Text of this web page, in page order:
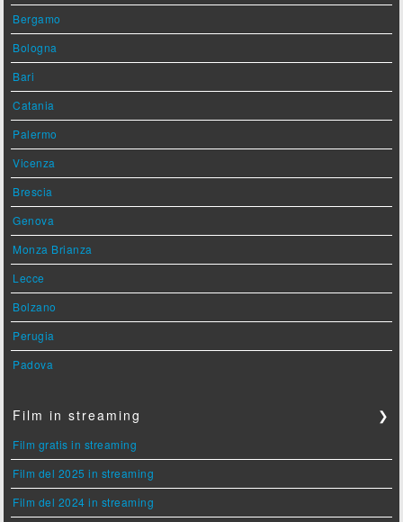
Bergamo
Bologna
Bari
Catania
Palermo
Vicenza
Brescia
Genova
Monza Brianza
Lecce
Bolzano
Perugia
Padova
Film in streaming ❯
Film gratis in streaming
Film del 2025 in streaming
Film del 2024 in streaming